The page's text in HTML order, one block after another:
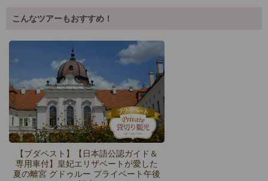
こんなツアーもおすすめ！
【ブダペスト】【日本語公認ガイド＆
専用車付】皇妃エリザベートが愛した
夏の離宮 グドゥルー プライベート午後